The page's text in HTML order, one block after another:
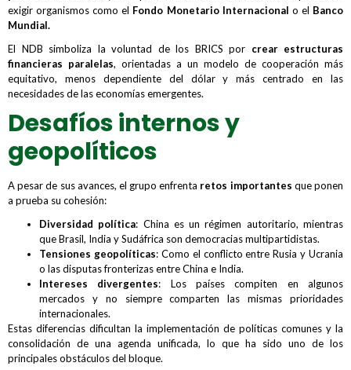
exigir organismos como el Fondo Monetario Internacional o el Banco
Mundial.
El NDB simboliza la voluntad de los BRICS por crear estructuras
financieras paralelas, orientadas a un modelo de cooperación más
equitativo, menos dependiente del dólar y más centrado en las
necesidades de las economías emergentes.
Desafíos internos y
geopolíticos
A pesar de sus avances, el grupo enfrenta retos importantes que ponen
a prueba su cohesión:
Diversidad política: China es un régimen autoritario, mientras
que Brasil, India y Sudáfrica son democracias multipartidistas.
Tensiones geopolíticas: Como el conflicto entre Rusia y Ucrania
o las disputas fronterizas entre China e India.
Intereses divergentes: Los países compiten en algunos
mercados y no siempre comparten las mismas prioridades
internacionales.
Estas diferencias dificultan la implementación de políticas comunes y la
consolidación de una agenda unificada, lo que ha sido uno de los
principales obstáculos del bloque.